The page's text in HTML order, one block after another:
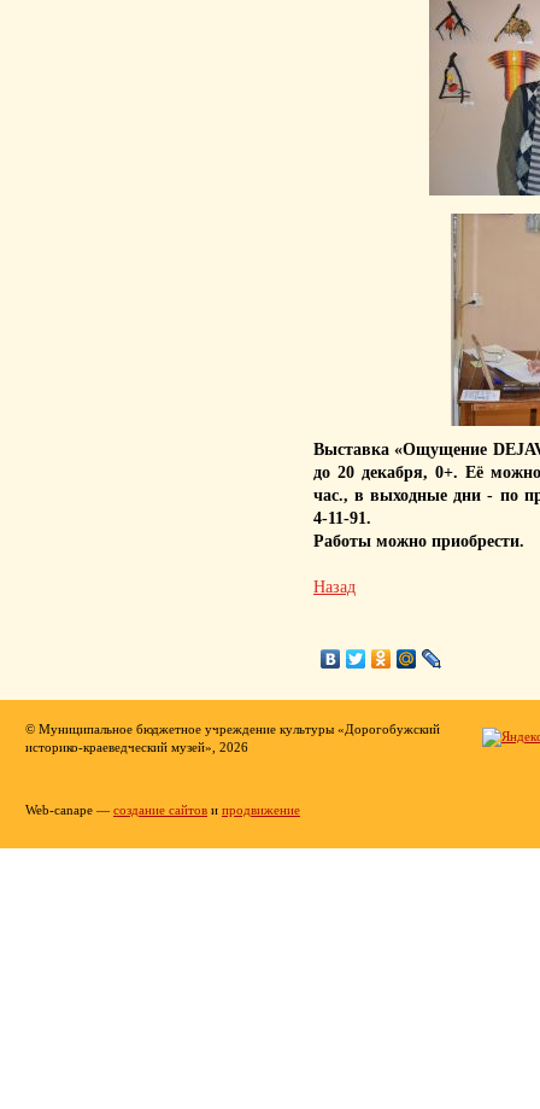
Выставка «Ощущение
до 20 декабря, 0+. Её
час., в выходные дни - по
4-11-91.
Работы можно приобрести.
Назад
© Муниципальное бюджетное учреждение культуры «Дорогобужский
историко-краеведческий музей», 2026
Web-canape — создание сайтов и продвижение